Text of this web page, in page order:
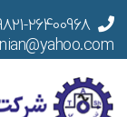
26400968+